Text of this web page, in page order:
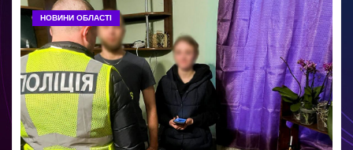
НОВИНИ ОБЛАСТІ